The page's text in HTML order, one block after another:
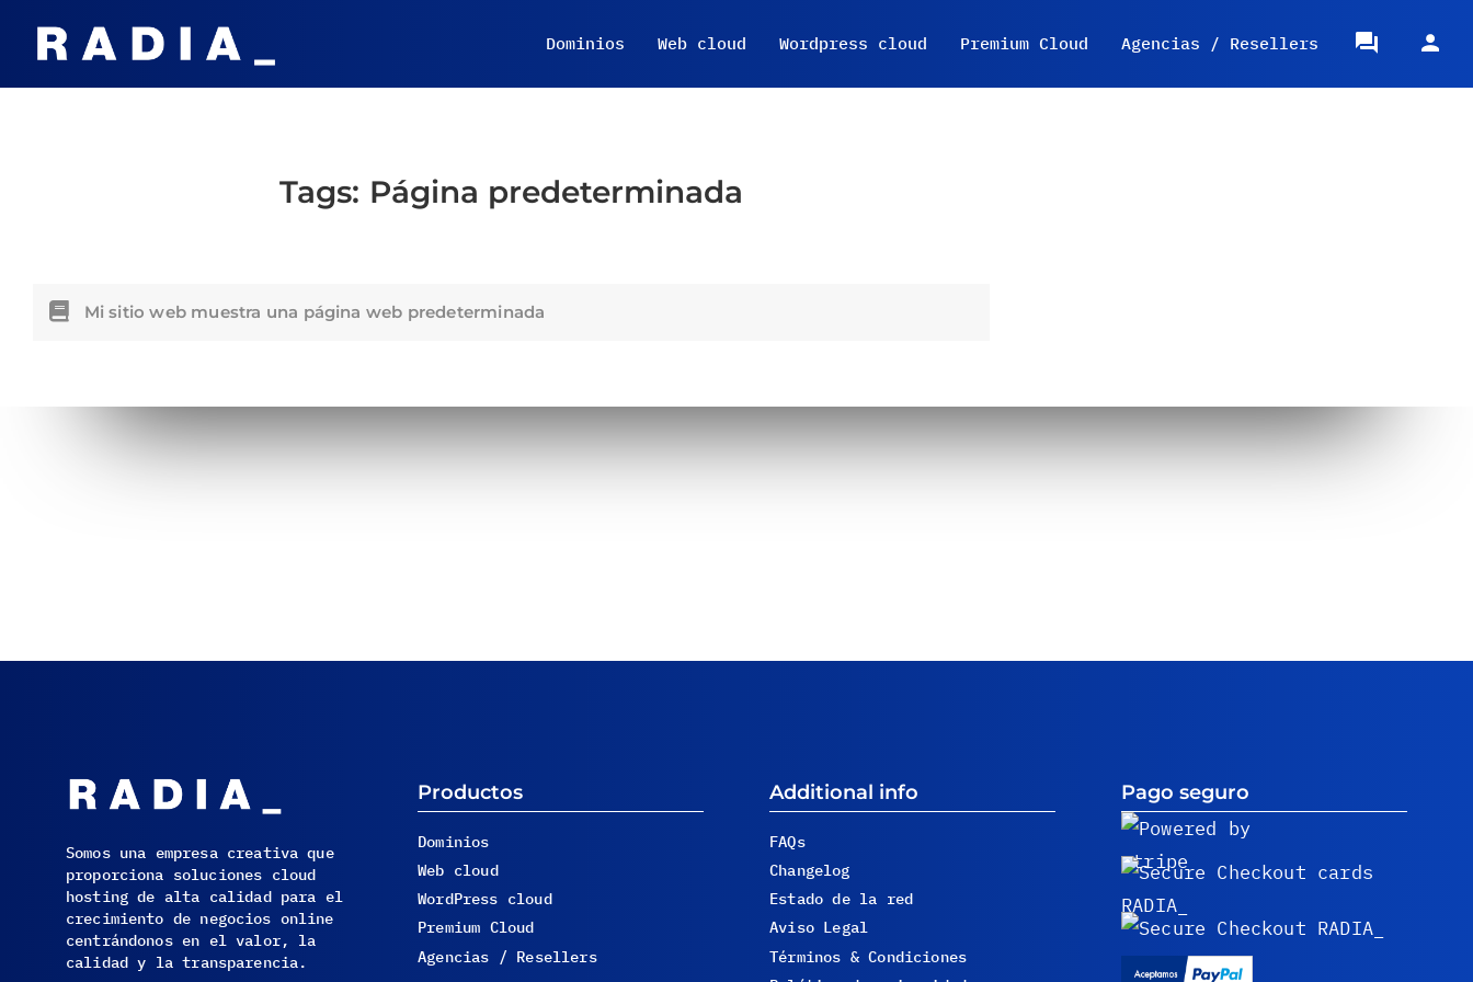
Dominios Web cloud Wordpress cloud Premium Cloud Agencias / Resellers
Tags: Página predeterminada
Mi sitio web muestra una página web predeterminada
Somos una empresa creativa que
proporciona soluciones cloud
hosting de alta calidad para el
crecimiento de negocios online
centrándonos en el valor, la
calidad y la transparencia.
Productos
Dominios
Web cloud
WordPress cloud
Premium Cloud
Agencias / Resellers
Additional info
FAQs
Changelog
Estado de la red
Aviso Legal
Términos & Condiciones
Pago seguro